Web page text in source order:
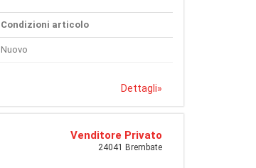
Condizioni articolo
Nuovo
Dettagli»
Venditore Privato
24041 Brembate